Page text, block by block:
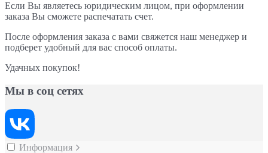
Если Вы являетесь юридическим лицом, при оформлении
заказа Вы сможете распечатать счет.
После оформления заказа с вами свяжется наш менеджер и
подберет удобный для вас способ оплаты.
Удачных покупок!
Мы в соц сетях
Информация